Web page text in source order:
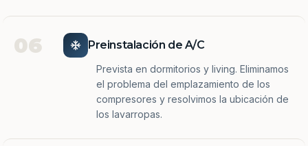
06 Preinstalación de A/C
Prevista en dormitorios y living. Eliminamos
el problema del emplazamiento de los
compresores y resolvimos la ubicación de
los lavarropas.